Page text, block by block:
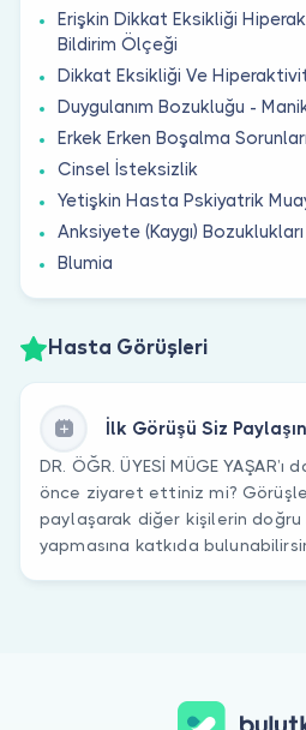
Erişkin Dikkat Eksikliği
Bildirim Ölçeği
Dikkat Eksikliği Ve
Duygulanım Bozukluğu -
Erkek Erken Boşalma Sorunları
Cinsel İsteksizlik
Yetişkin Hasta Pskiyatrik
Anksiyete (Kaygı) Bozuklukları
Blumia
Hasta Görüşleri
İlk Görüşü Siz Paylaşın
DR. ÖĞR. ÜYESİ MÜGE YAŞAR’ı
önce ziyaret ettiniz mi?
paylaşarak diğer kişilerin doğru
yapmasına katkıda